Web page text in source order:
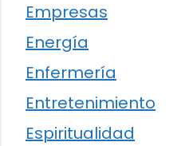
Empresas
Energía
Enfermería
Entretenimiento
Espiritualidad